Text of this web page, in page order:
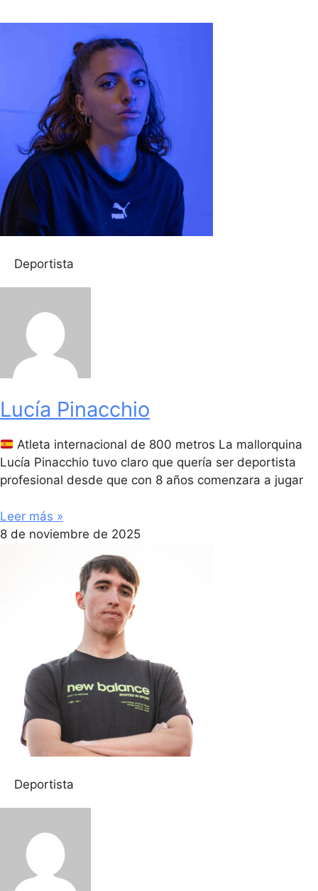
Deportista
Lucía Pinacchio
Atleta internacional de 800 metros La mallorquina
Lucía Pinacchio tuvo claro que quería ser deportista
profesional desde que con 8 años comenzara a jugar
Leer más »
8 de noviembre de 2025
Deportista